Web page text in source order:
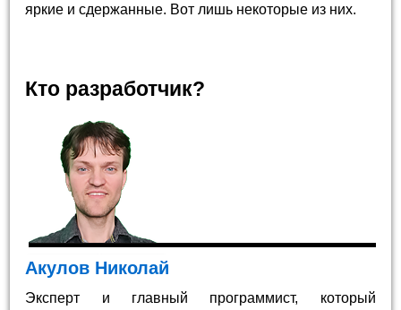
яркие и сдержанные. Вот лишь некоторые из них.
Кто разработчик?
Акулов Николай
Эксперт и главный программист, который